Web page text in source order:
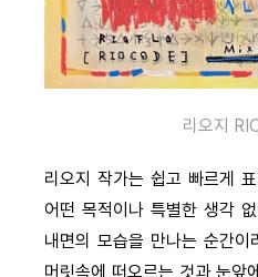
리오지
리오지 작가는 쉽고 빠르게
어떤 목적이나 특별한 생각
내면의 모습을 만나는 순간
머릿속에 떠오르는 것과 눈앞